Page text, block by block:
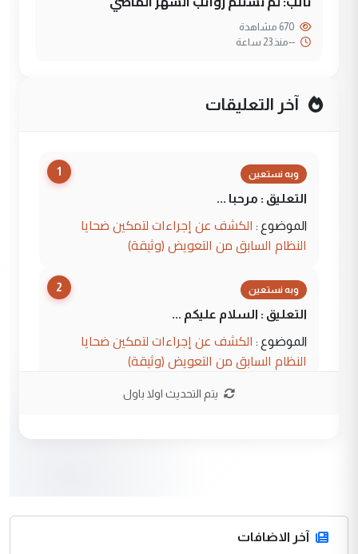
--منذ 23 ساعة
آخر التعليقات
1 وبه نستعين
التعليق : مرحبا ...
الموضوع : الكشف عن إجراءات لتمكين ضحايا
النظام السابق من التعويض (وثيقة)
2 وبه نستعين
التعليق : السلام عليكم ...
الموضوع : الكشف عن إجراءات لتمكين ضحايا
النظام السابق من التعويض (وثيقة)
صلاح مهدي حسن
يتم التحديث اولا باول
آخر الاضافات